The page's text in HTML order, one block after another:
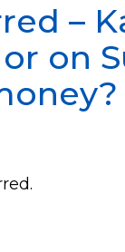
–
on